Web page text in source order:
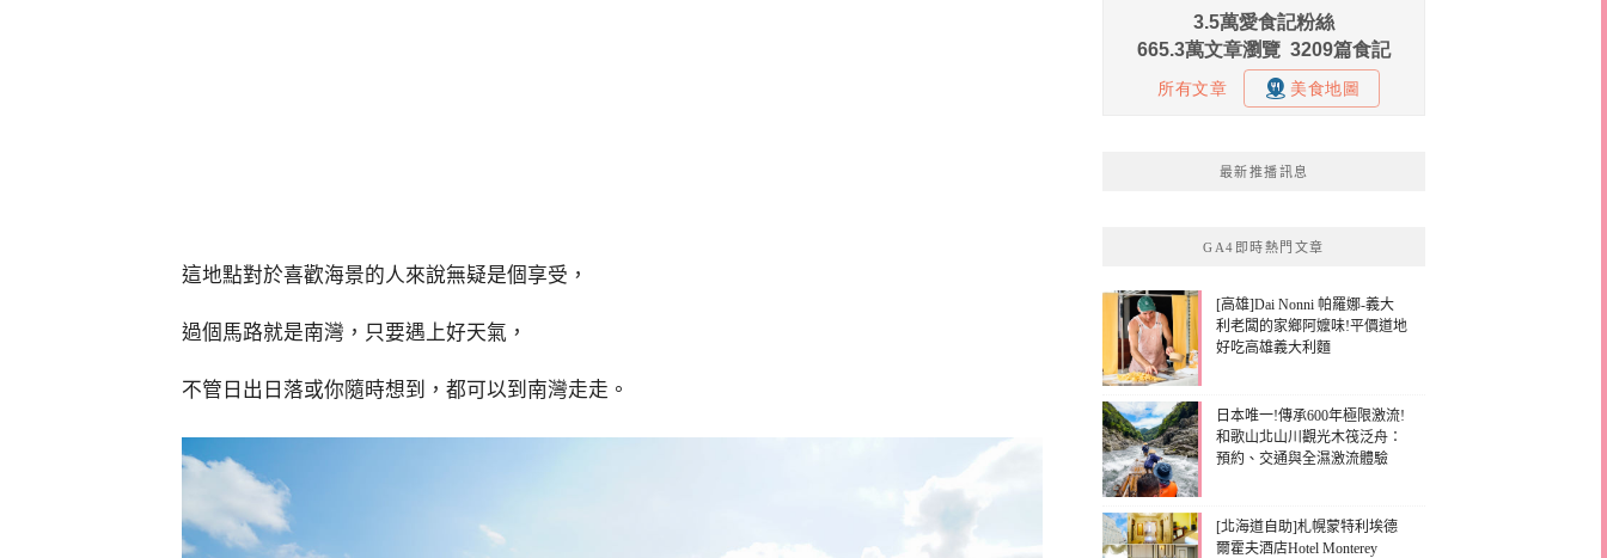
這地點對於喜歡海景的人來說無疑是個享受，
過個馬路就是南灣，只要遇上好天氣，
不管日出日落或你隨時想到，都可以到南灣走走。
最新推播訊息
GA4即時熱門文章
[高雄]Dai Nonni 帕羅娜-義大
利老闆的家鄉阿嬤味!平價道地
好吃高雄義大利麵
日本唯一!傳承600年極限激流!
和歌山北山川觀光木筏泛舟：
預約、交通與全濕激流體驗
[北海道自助]札幌蒙特利埃德
爾霍夫酒店Hotel Monterey